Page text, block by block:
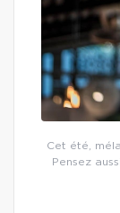
Cet été,
Pensez